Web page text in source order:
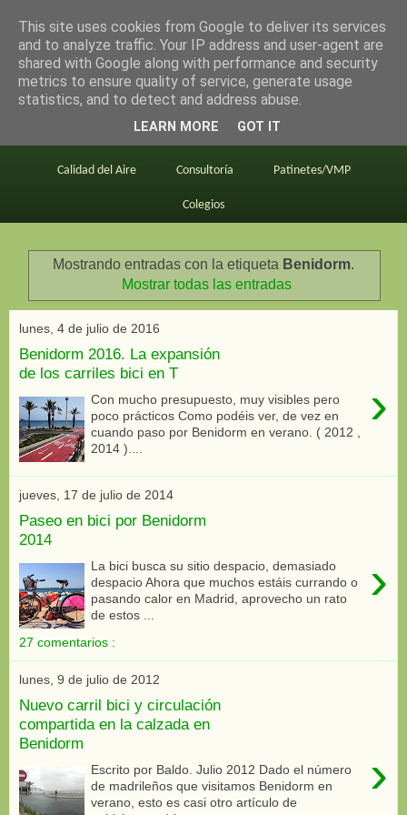
en bici por madrid
Este blog BiciMAD Primeros consejos
Calidad del Aire Consultoría Patinetes/VMP
Colegios
Mostrando entradas con la etiqueta Benidorm.
Mostrar todas las entradas
lunes, 4 de julio de 2016
Benidorm 2016. La expansión
de los carriles bici en T
›
Con mucho presupuesto, muy visibles pero
poco prácticos Como podéis ver, de vez en
cuando paso por Benidorm en verano. ( 2012 ,
2014 )....
jueves, 17 de julio de 2014
Paseo en bici por Benidorm
2014
›
La bici busca su sitio despacio, demasiado
despacio Ahora que muchos estáis currando o
pasando calor en Madrid, aprovecho un rato
de estos ...
27 comentarios :
lunes, 9 de julio de 2012
Nuevo carril bici y circulación
compartida en la calzada en
Benidorm
›
Escrito por Baldo. Julio 2012 Dado el número
de madrileños que visitamos Benidorm en
verano, esto es casi otro artículo de
This site uses cookies from Google to deliver its services
and to analyze traffic. Your IP address and user-agent are
shared with Google along with performance and security
metrics to ensure quality of service, generate usage
statistics, and to detect and address abuse.
LEARN MORE GOT IT